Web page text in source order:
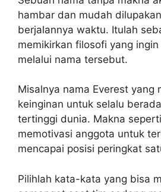
hambar dan mudah
berjalannya waktu. Itulah
memikirkan filosofi yang
melalui nama tersebut.
Misalnya nama Everest yang
keinginan untuk selalu
tertinggi dunia. Makna
memotivasi anggota untuk
mencapai posisi peringkat
Pilihlah kata-kata yang bisa